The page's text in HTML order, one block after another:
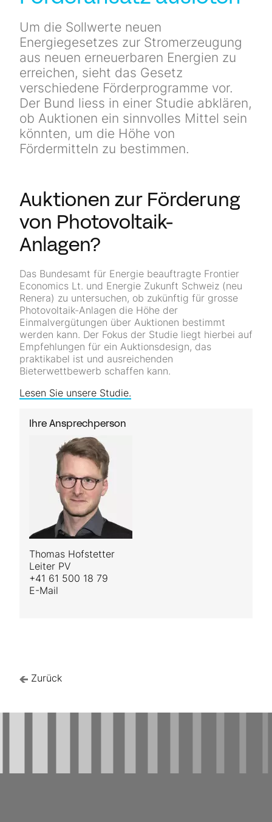
Kontakt
Um die Sollwerte neuen
Energiegesetzes zur Stromerzeugung
aus neuen erneuerbaren Energien zu
erreichen, sieht das Gesetz
verschiedene Förderprogramme vor.
Der Bund liess in einer Studie abklären,
ob Auktionen ein sinnvolles Mittel sein
könnten, um die Höhe von
Fördermitteln zu bestimmen.
Auktionen zur Förderung
von Photovoltaik-
Anlagen?
Das Bundesamt für Energie beauftragte Frontier
Economics Lt. und Energie Zukunft Schweiz (neu
Renera) zu untersuchen, ob zukünftig für grosse
Photovoltaik-Anlagen die Höhe der
Einmalvergütungen über Auktionen bestimmt
werden kann. Der Fokus der Studie liegt hierbei auf
Empfehlungen für ein Auktionsdesign, das
praktikabel ist und ausreichenden
Bieterwettbewerb schaffen kann.
Lesen Sie unsere Studie.
Ihre Ansprechperson
Thomas Hofstetter
Leiter PV
+41 61 500 18 79
E-Mail
Zurück